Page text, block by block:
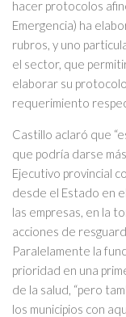
hacer protocolos
Emergencia) ha
rubros, y uno
el sector, que
elaborar su
requerimiento
Castillo aclaró que
que podría darse
Ejecutivo provincial
desde el Estado en
las empresas, en la
acciones de
Paralelamente la
prioridad en una
de la salud, “pero
los municipios con